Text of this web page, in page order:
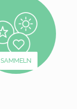
SAMMELN